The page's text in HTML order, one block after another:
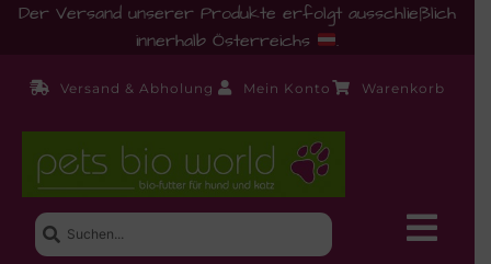
Der Versand unserer Produkte erfolgt ausschließlich
innerhalb Österreichs
.
Versand & Abholung Mein Konto Warenkorb